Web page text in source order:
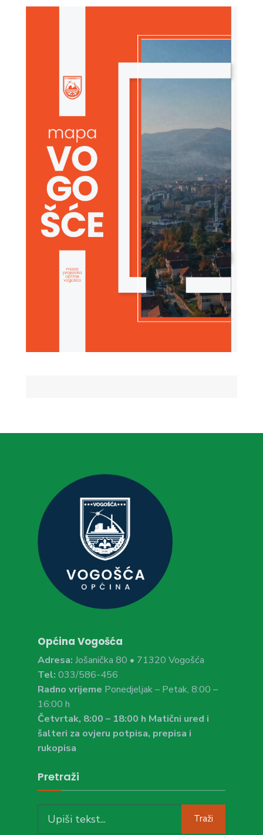
Općina Vogošća
Adresa: Jošanička 80 • 71320 Vogošća
Tel: 033/586-456
Radno vrijeme Ponedjeljak – Petak, 8:00 –
16:00 h
Četvrtak, 8:00 – 18:00 h Matični ured i
šalteri za ovjeru potpisa, prepisa i
rukopisa
Pretraži
for:
Traži